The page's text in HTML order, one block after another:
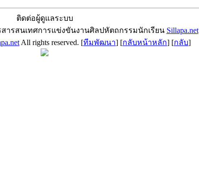
ติดต่อผู้ดูแลระบบ
ารสนเทศการแข่งขันงานศิลปหัตถกรรมนักเรียน Sillapa.net
All rights reserved. [ทีมพัฒนา] [กลับหน้าหลัก] [กลับ]